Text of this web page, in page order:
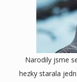
Narodily jsme
hezky starala